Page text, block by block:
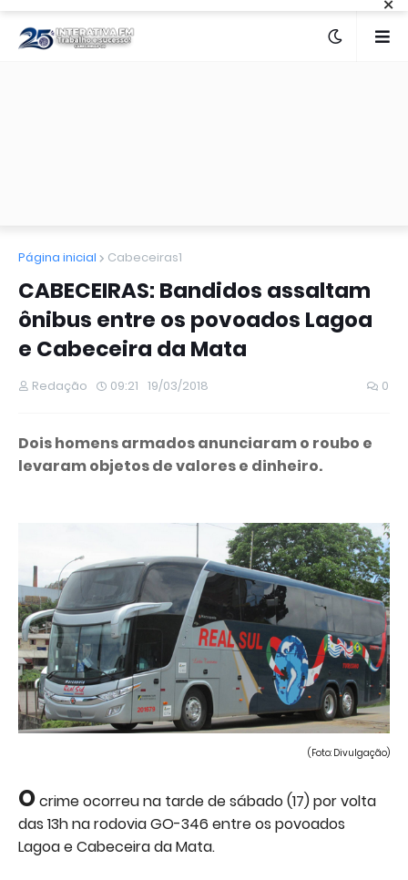
Página inicial Cabeceiras1
CABECEIRAS: Bandidos assaltam
ônibus entre os povoados Lagoa
e Cabeceira da Mata
Redação 09:21 19/03/2018 0
Dois homens armados anunciaram o roubo e
levaram objetos de valores e dinheiro.
(Foto: Divulgação)
Ocrime ocorreu na tarde de sábado (17) por volta
das 13h na rodovia GO-346 entre os povoados
Lagoa e Cabeceira da Mata.